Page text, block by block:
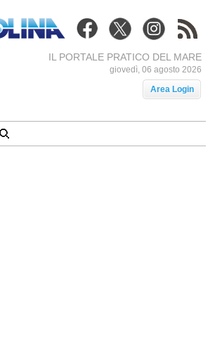
IL PORTALE PRATICO DEL MARE
giovedì, 06 agosto 2026
Area Login